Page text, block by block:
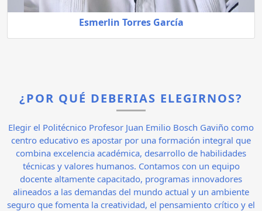
Esmerlin Torres García
¿POR QUÉ DEBERIAS ELEGIRNOS?
Elegir el Politécnico Profesor Juan Emilio Bosch Gaviño como
centro educativo es apostar por una formación integral que
combina excelencia académica, desarrollo de habilidades
técnicas y valores humanos. Contamos con un equipo
docente altamente capacitado, programas innovadores
alineados a las demandas del mundo actual y un ambiente
seguro que fomenta la creatividad, el pensamiento crítico y el